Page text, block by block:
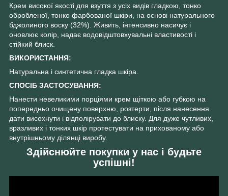
Крем високої якості для взуття з усіх видів гладкою, тонко
обробленої, тонко фарбованої шкіри, на основі натурального
бджолиного воску (32%). Живить, інтенсивно насичує і
оновлює колір, надає водовідштовхувальні властивості і
стійкий блиск.
ВИКОРИСТАННЯ:
Натуральна і синтетична гладка шкіра.
СПОСІБ ЗАСТОСУВАННЯ:
Нанести невеликими порціями крем щіткою або губкою на
попередньо очищену поверхню, розтерти, після нанесення
дати висохнути і відполірувати до блиску. Для дуже чутливих,
вразливих і тонких шкір протестувати на прихованому або
внутрішньому ділянці виробу.
Здійснюйте покупки у нас і будьте
успішні!